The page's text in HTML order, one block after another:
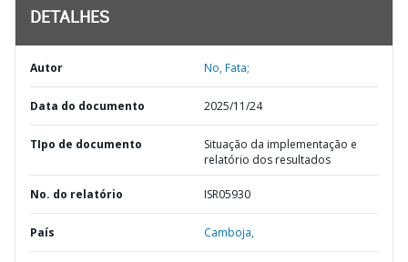
DETALHES
Autor No, Fata;
Data do documento 2025/11/24
TIpo de documento
Situação da implementação e
relatório dos resultados
No. do relatório ISR05930
País Camboja,